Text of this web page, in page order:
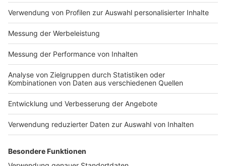
Impressum
Nutzungsbedingungen
Jobs
Presse
Werben
Archiv
Kontakt
Studio-Hotline
Verkehrs-Hotline
Newsletter